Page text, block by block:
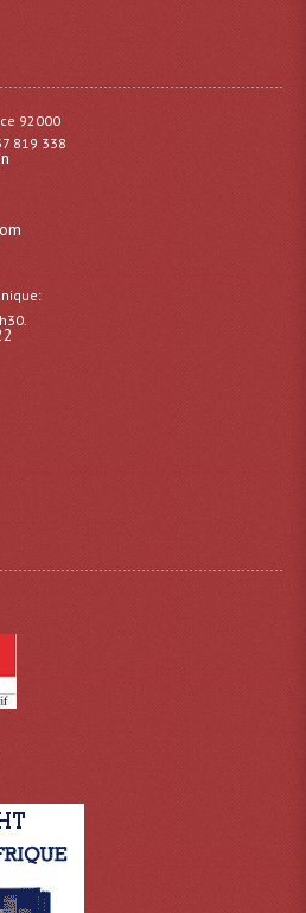
Théâtre Led
Découpes
Par : 16 À 64 Et Autres
Connectiques.
Electrique
DMX512 MIDI
Cables Audio
Multi-Paires Audio
92000
819 338